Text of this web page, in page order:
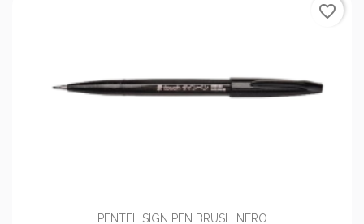
PENTEL SIGN PEN BRUSH NERO
favorite_border